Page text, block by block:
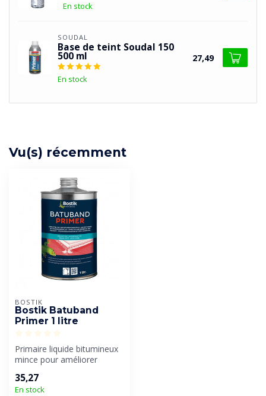
En stock
SOUDAL
Base de teint Soudal 150
500 ml
En stock
27,49
Vu(s) récemment
BOSTIK
Bostik Batuband
Primer 1 litre
Primaire liquide bitumineux
mince pour améliorer
produits ...
35,27
En stock